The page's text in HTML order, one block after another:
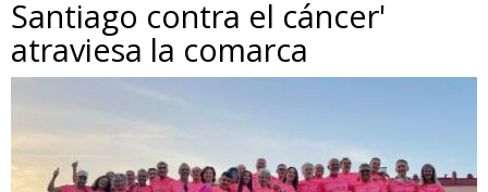
Santiago contra el cáncer'
atraviesa la comarca